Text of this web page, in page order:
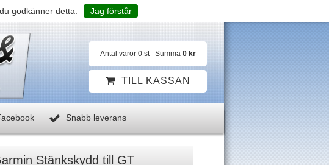
godkänner detta. Jag förstår
Antal varor 0 st Summa 0 kr
TILL KASSAN
Snabb leverans
Stänkskydd till GT